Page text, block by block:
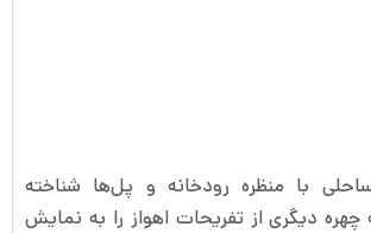
با منظره رودخانه و پل‌ها شناخته
چهره دیگری از تفریحات اهواز را به نمایش